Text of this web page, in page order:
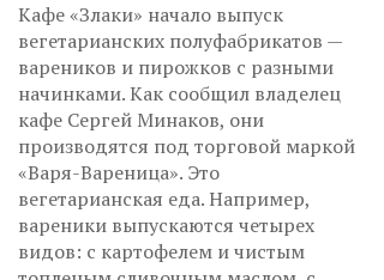
Кафе «Злаки» начало выпуск
вегетарианских полуфабрикатов —
вареников и пирожков с разными
начинками. Как сообщил владелец
кафе Сергей Минаков, они
производятся под торговой маркой
«Варя-Вареница». Это
вегетарианская еда. Например,
вареники выпускаются четырех
видов: с картофелем и чистым